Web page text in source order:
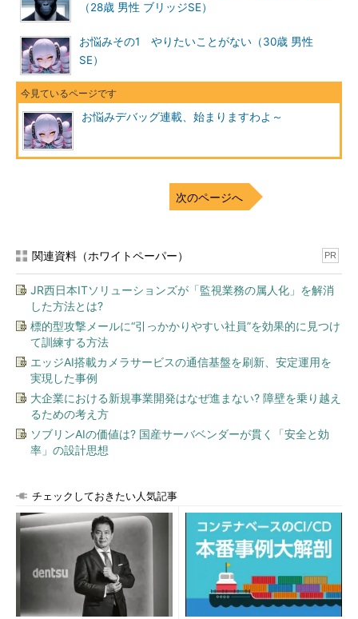
（28歳 男性 ブリッジSE）
お悩みその1 やりたいことがない（30歳 男性
SE）
お悩みデバッグ連載、始まりますわよ～
次のページへ
関連資料（ホワイトペーパー） PR
JR西日本ITソリューションズが「監視業務の属人化」を解消
した方法とは?
標的型攻撃メールに“引っかかりやすい社員”を効果的に見つけ
て訓練する方法
エッジAI搭載カメラサービスの通信基盤を刷新、安定運用を
実現した事例
大企業における新規事業開発はなぜ進まない? 障壁を乗り越え
るための考え方
ソブリンAIの価値は? 国産サーバベンダーが貫く「安全と効
率」の設計思想
チェックしておきたい人気記事